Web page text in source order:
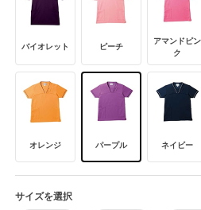
バイオレット ピーチ
アマンドピン
ク
オレンジ パープル ネイビー
サイズを選択